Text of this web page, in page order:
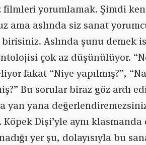
filmleri yorumlamak. Şimdi
ama aslında siz sanat
Aslında şunu demek
çok az düşünülüyor.
fakat “Niye yapılmış?”,
Bu sorular biraz göz ardı
yan yana
Dişi’yle aynı
yer şu, dolayısıyla bu